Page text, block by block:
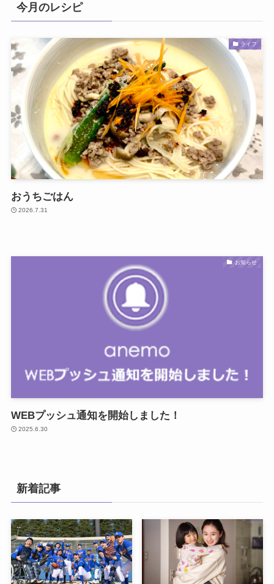
今月のレシピ
ライフ
おうちごはん
2026.7.31
お知らせ
WEBプッシュ通知を開始しました！
2025.6.30
新着記事